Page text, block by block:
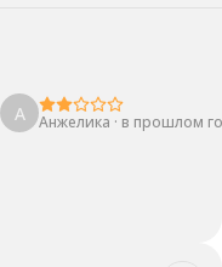
А Анжелика · в прошлом